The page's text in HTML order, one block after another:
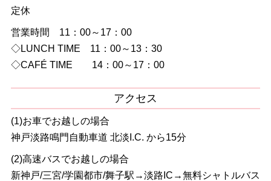
定休
営業時間 11：00～17：00
◇LUNCH TIME 11：00～13：30
◇CAFÉ TIME 14：00～17：00
アクセス
(1)お車でお越しの場合
神戸淡路鳴門自動車道 北淡I.C. から15分
(2)高速バスでお越しの場合
新神戸/三宮/学園都市/舞子駅→淡路IC→無料シャトルバス